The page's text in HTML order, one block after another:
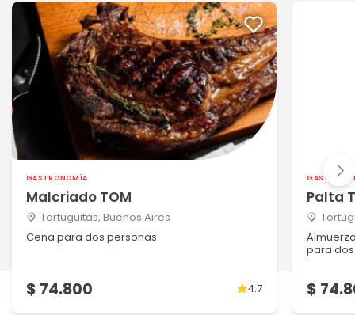
GASTRONOMÍA
Malcriado TOM
Tortuguitas, Buenos Aires
Cena para dos personas
$ 74.800 4.7
Palta
para
$